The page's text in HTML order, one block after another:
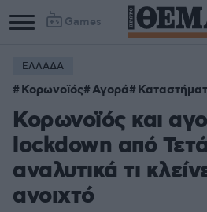
Games
ΕΛΛΑΔΑ
Κορωνοϊός Αγορά
Κορωνοϊός και
lockdown από
αναλυτικά τι
ανοιχτό